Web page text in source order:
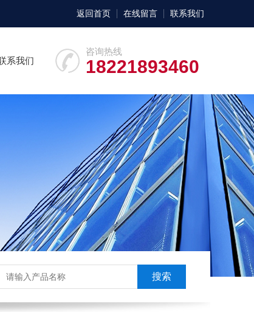
返回首页 在线留言 联系我们
咨询热线
18221893460
系我们